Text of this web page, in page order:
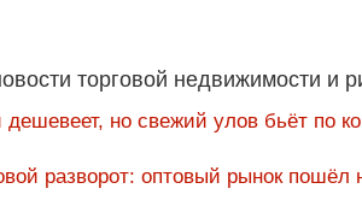
торговой недвижимости и
дешевеет, но свежий улов бьёт по
разворот: оптовый рынок